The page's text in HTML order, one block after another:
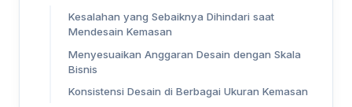
Kesalahan yang Sebaiknya Dihindari saat
Mendesain Kemasan
Menyesuaikan Anggaran Desain dengan Skala
Bisnis
Konsistensi Desain di Berbagai Ukuran Kemasan